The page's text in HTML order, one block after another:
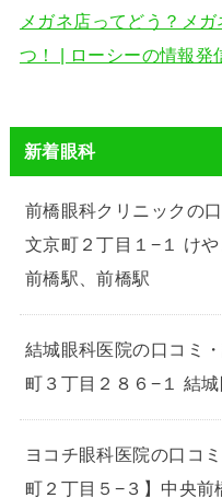
メガネ店ってどう？メ
つ！ | ローシーの情報発
新着眼科
前橋眼科クリニックの
文京町２丁目１−１ け
前橋駅、前橋駅
結城眼科医院の口コミ
町３丁目２８６−１ 結
ヨコチ眼科医院の口コ
町２丁目５−３】中央前